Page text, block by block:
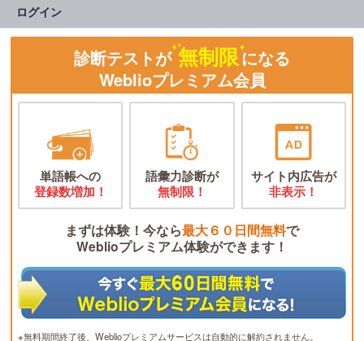
ログイン
診断テストが 無制限になる
Weblioプレミアム会員
単語帳への
登録数増加！
語彙力診断が
無制限！
サイト内広告が
非表示！
まずは体験！今なら最大６０日間無料で
Weblioプレミアム体験ができます！
※無料期間終了後、Weblioプレミアムサービスは自動的に解約されません。